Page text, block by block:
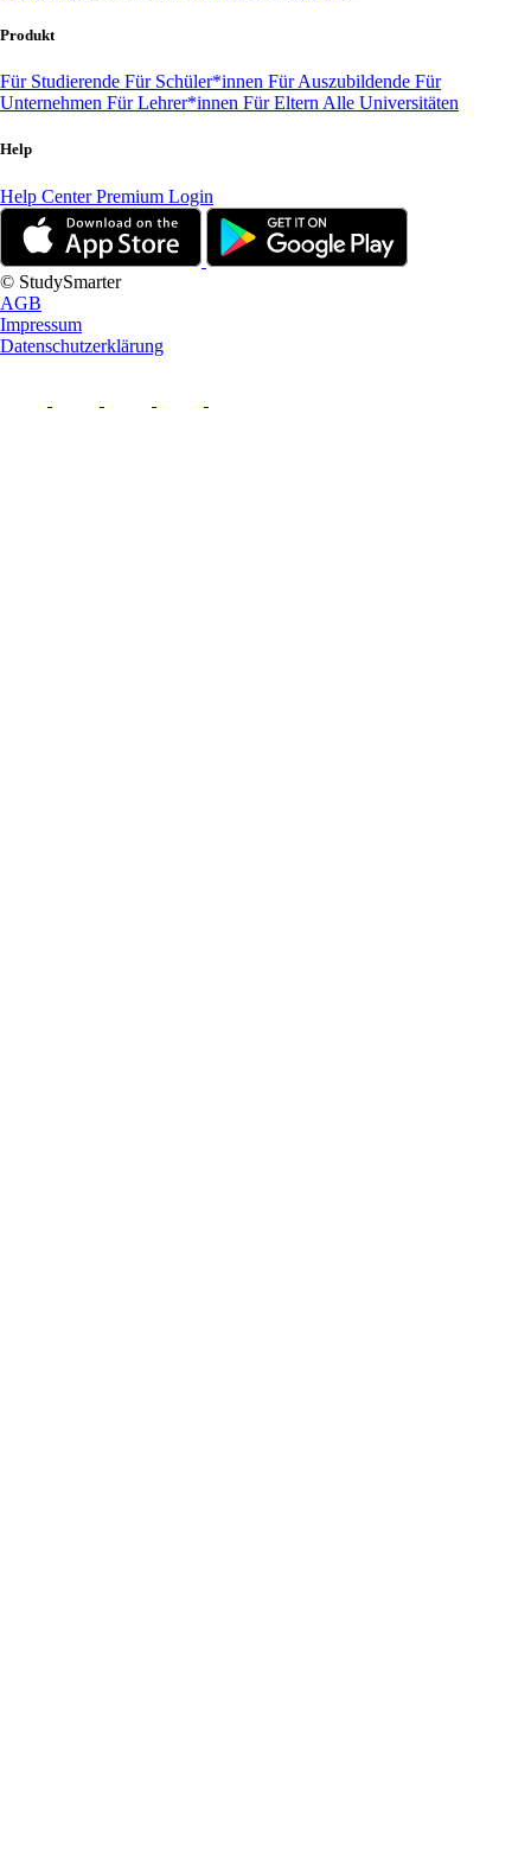
Produkt
Für Studierende Für Schüler*innen Für Auszubildende Für
Unternehmen Für Lehrer*innen Für Eltern Alle Universitäten
Help
Help CenterPremium Login
© StudySmarter
AGB
Impressum
Datenschutzerklärung